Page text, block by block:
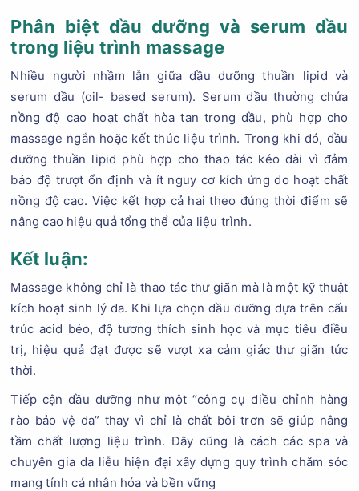
Phân biệt dầu dưỡng và serum dầu
trong liệu trình massage
Nhiều người nhầm lẫn giữa dầu dưỡng thuần lipid và
serum dầu (oil- based serum). Serum dầu thường chứa
nồng độ cao hoạt chất hòa tan trong dầu, phù hợp cho
massage ngắn hoặc kết thúc liệu trình. Trong khi đó, dầu
dưỡng thuần lipid phù hợp cho thao tác kéo dài vì đảm
bảo độ trượt ổn định và ít nguy cơ kích ứng do hoạt chất
nồng độ cao. Việc kết hợp cả hai theo đúng thời điểm sẽ
nâng cao hiệu quả tổng thể của liệu trình.
Kết luận:
Massage không chỉ là thao tác thư giãn mà là một kỹ thuật
kích hoạt sinh lý da. Khi lựa chọn dầu dưỡng dựa trên cấu
trúc acid béo, độ tương thích sinh học và mục tiêu điều
trị, hiệu quả đạt được sẽ vượt xa cảm giác thư giãn tức
thời.
Tiếp cận dầu dưỡng như một “công cụ điều chỉnh hàng
rào bảo vệ da” thay vì chỉ là chất bôi trơn sẽ giúp nâng
tầm chất lượng liệu trình. Đây cũng là cách các spa và
chuyên gia da liễu hiện đại xây dựng quy trình chăm sóc
mang tính cá nhân hóa và bền vững